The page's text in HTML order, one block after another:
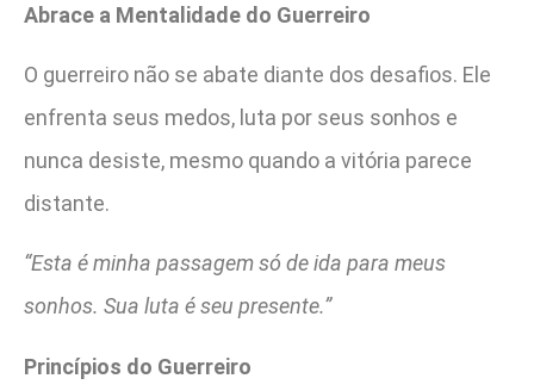
Abrace a Mentalidade do Guerreiro
O guerreiro não se abate diante dos desafios. Ele
enfrenta seus medos, luta por seus sonhos e
nunca desiste, mesmo quando a vitória parece
distante.
“Esta é minha passagem só de ida para meus
sonhos. Sua luta é seu presente.”
Princípios do Guerreiro